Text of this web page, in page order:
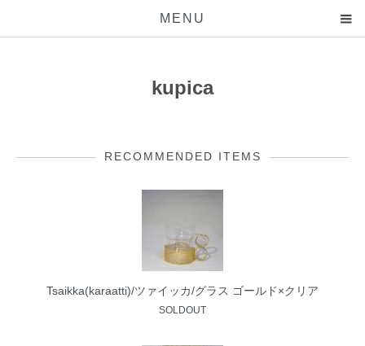
MENU
kupica
RECOMMENDED ITEMS
Tsaikka(karaatti)/ツァイッカ/グラス ゴールド×クリア
SOLDOUT